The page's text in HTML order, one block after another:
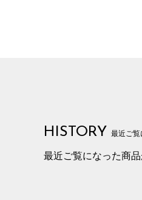
HISTORY 最近ご覧
最近ご覧になった商品